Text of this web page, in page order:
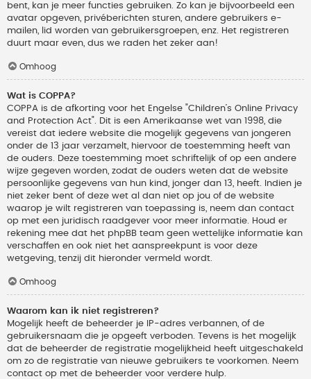
bent, kan je meer functies gebruiken. Zo kan je bijvoorbeeld een
avatar opgeven, privéberichten sturen, andere gebruikers e-
mailen, lid worden van gebruikersgroepen, enz. Het registreren
duurt maar even, dus we raden het zeker aan!
Omhoog
Wat is COPPA?
COPPA is de afkorting voor het Engelse "Children’s Online Privacy
and Protection Act". Dit is een Amerikaanse wet van 1998, die
vereist dat iedere website die mogelijk gegevens van jongeren
onder de 13 jaar verzamelt, hiervoor de toestemming heeft van
de ouders. Deze toestemming moet schriftelijk of op een andere
wijze gegeven worden, zodat de ouders weten dat de website
persoonlijke gegevens van hun kind, jonger dan 13, heeft. Indien je
niet zeker bent of deze wet al dan niet op jou of de website
waarop je wilt registreren van toepassing is, neem dan contact
op met een juridisch raadgever voor meer informatie. Houd er
rekening mee dat het phpBB team geen wettelijke informatie kan
verschaffen en ook niet het aanspreekpunt is voor deze
wetgeving, tenzij dit hieronder vermeld wordt.
Omhoog
Waarom kan ik niet registreren?
Mogelijk heeft de beheerder je IP-adres verbannen, of de
gebruikersnaam die je opgeeft verboden. Tevens is het mogelijk
dat de beheerder de registratie mogelijkheid heeft uitgeschakeld
om zo de registratie van nieuwe gebruikers te voorkomen. Neem
contact op met de beheerder voor verdere hulp.